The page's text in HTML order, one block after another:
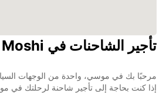
تأجير الشاحنات في Moshi مع Europcar
مرحبًا بك في موسي، واحدة من الوجهات
إذا كنت بحاجة إلى تأجير شاحنة لرحلتك في